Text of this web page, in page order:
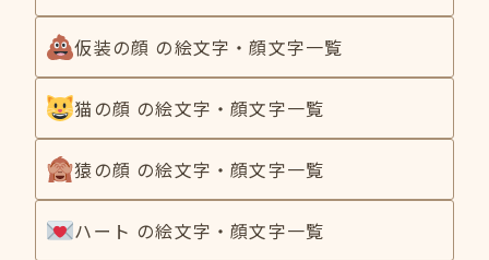
仮装の顔 の絵文字・顔文字一覧
猫の顔 の絵文字・顔文字一覧
猿の顔 の絵文字・顔文字一覧
ハート の絵文字・顔文字一覧